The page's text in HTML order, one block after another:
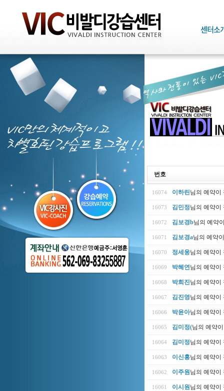
번호
16074 이하린님의 예약
16073 김민정님의 예약
16072 김보경b님의 예약
16071 김보경a님의 예약
16070 정세웅님의 예약
16069 박혜연님의 예약
16068 박희진님의 예약
16067 김진영님의 예약
16066 박윤아님의 예약이
16065 김미정(님의 예약
16064 김미정님의 예약
16063 이신홍님의 예약
16062 이주원님의 예약
16061 이시원님의 예약